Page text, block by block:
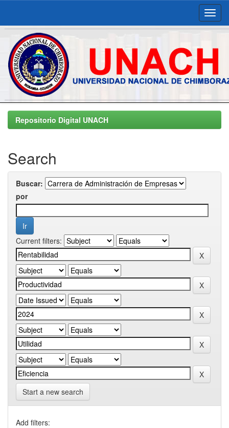
Skip
navigationRepositorio Digital UNACH
Search
Buscar:
por
Current filters:
Start a new search
Add filters: